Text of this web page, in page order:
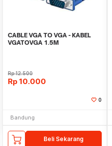
CABLE VGA TO VGA - KABEL
VGATOVGA 1.5M
Rp12.500
Rp 10.000
0
Bandung
Beli Sekarang